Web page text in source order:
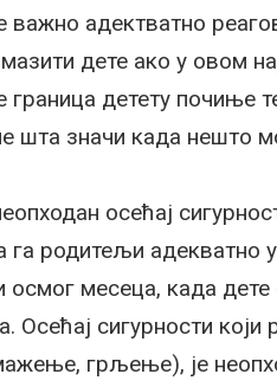
важно адектватно
дете ако у овом
детету почиње
шта значи када нешто
осећај
га родитељи адекватно
месеца, када дете
Осећај сигурности
грљење), је